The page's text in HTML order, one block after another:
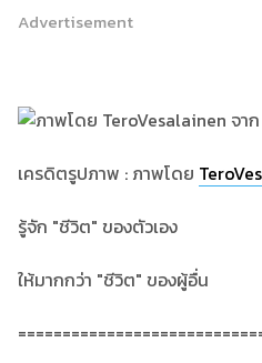
Advertisement
เครดิตรูปภาพ : ภาพโดย
รู้จัก "ชีวิต" ของตัวเอง
ให้มากกว่า "ชีวิต" ของผู้อื่น